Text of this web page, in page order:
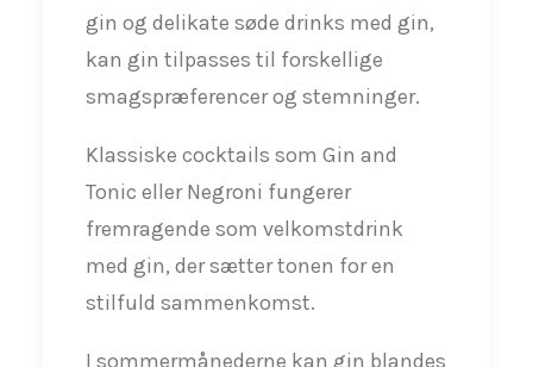
gin og delikate søde drinks med gin,
kan gin tilpasses til forskellige
smagspræferencer og stemninger.
Klassiske cocktails som Gin and
Tonic eller Negroni fungerer
fremragende som velkomstdrink
med gin, der sætter tonen for en
stilfuld sammenkomst.
I sommermånederne kan gin blandes